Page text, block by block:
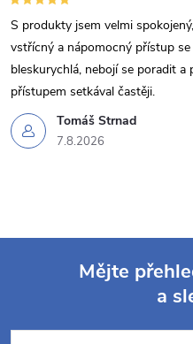
Tomáš Strnad
7.8.2026
S produkty jsem velmi
vstřícný a nápomocný přístup
bleskurychlá, nebojí se poradit
přístupem setkával častěji.
Mějte
a